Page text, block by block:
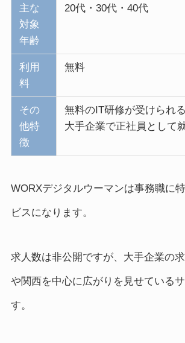
主な
対象
年齢
20代・30代・40代
利用
料
無料
その
他特
徴
無料のIT研修が受けられる
大手企業で正社員として
WORXデジタルウーマンは事務職に
ビスになります。
求人数は非公開ですが、大手企業の
や関西を中心に広がりを見せている
す。